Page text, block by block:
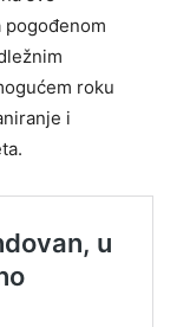
pogođenom
roku
i